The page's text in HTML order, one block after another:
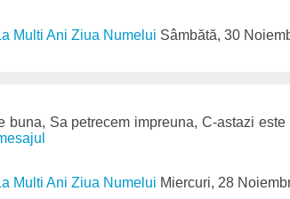
Multi Ani Ziua Numelui Sâmbătă, 30
Sa petrecem impreuna, C-astazi
Multi Ani Ziua Numelui Miercuri, 28